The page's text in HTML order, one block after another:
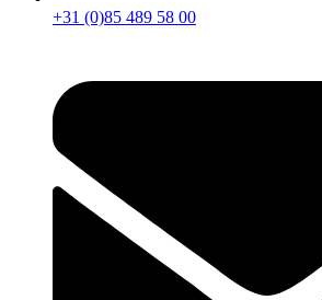
+31 (0)85 489 58 00